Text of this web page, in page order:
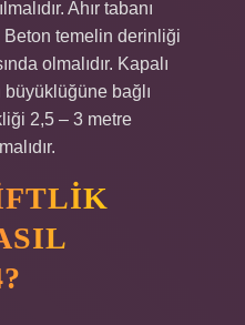
Ahır tabanı
Beton temelin derinliği
olmalıdır. Kapalı
büyüklüğüne bağlı
2,5 – 3 metre